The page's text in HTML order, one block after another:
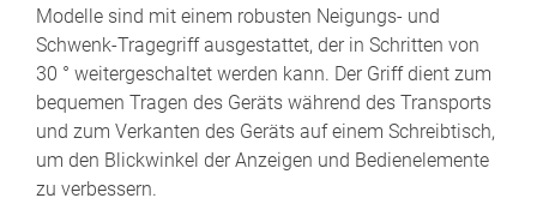
Modelle sind mit einem robusten Neigungs- und
Schwenk-Tragegriff ausgestattet, der in Schritten von
30 ° weitergeschaltet werden kann. Der Griff dient zum
bequemen Tragen des Geräts während des Transports
und zum Verkanten des Geräts auf einem Schreibtisch,
um den Blickwinkel der Anzeigen und Bedienelemente
zu verbessern.